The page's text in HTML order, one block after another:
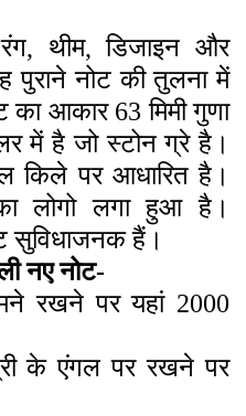
थीम, डिजाइन और
पुराने नोट की तुलना में
आकार 63 मिमी गुणा
में है जो स्टोन ग्रे है।
किले पर आधारित है।
लोगो लगा हुआ है।
सुविधाजनक हैं।
नए नोट-
रखने पर यहां 2000
के एंगल पर रखने पर